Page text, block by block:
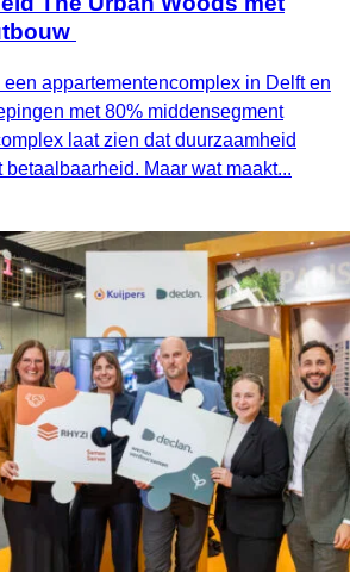
appartementencomplex in Delft en
met 80% middensegment
laat zien dat duurzaamheid
Maar wat maakt...